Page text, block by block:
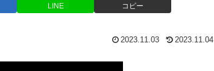
LINE コピー
2023.11.03 2023.11.04